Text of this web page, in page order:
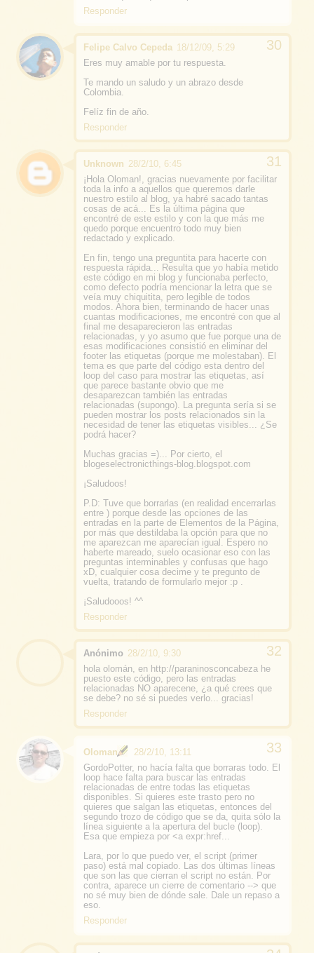
Responder
Felipe Calvo Cepeda 18/12/09, 5:29
Eres muy amable por tu respuesta.
Te mando un saludo y un abrazo desde
Colombia.
Felíz fin de año.
Responder
Unknown 28/2/10, 6:45
¡Hola Oloman!, gracias nuevamente por facilitar
toda la info a aquellos que queremos darle
nuestro estilo al blog, ya habré sacado tantas
cosas de acá... Es la última página que
encontré de este estilo y con la que más me
quedo porque encuentro todo muy bien
redactado y explicado.
En fin, tengo una preguntita para hacerte con
respuesta rápida... Resulta que yo había metido
este código en mi blog y funcionaba perfecto,
como defecto podría mencionar la letra que se
veía muy chiquitita, pero legible de todos
modos. Ahora bien, terminando de hacer unas
cuantas modificaciones, me encontré con que al
final me desaparecieron las entradas
relacionadas, y yo asumo que fue porque una de
esas modificaciones consistió en eliminar del
footer las etiquetas (porque me molestaban). El
tema es que parte del código esta dentro del
loop del caso para mostrar las etiquetas, así
que parece bastante obvio que me
desaparezcan también las entradas
relacionadas (supongo). La pregunta sería si se
pueden mostrar los posts relacionados sin la
necesidad de tener las etiquetas visibles... ¿Se
podrá hacer?
Muchas gracias =)... Por cierto, el
blogeselectronicthings-blog.blogspot.com
¡Saludoos!
P.D: Tuve que borrarlas (en realidad encerrarlas
entre ) porque desde las opciones de las
entradas en la parte de Elementos de la Página,
por más que destildaba la opción para que no
me aparezcan me aparecían igual. Espero no
haberte mareado, suelo ocasionar eso con las
preguntas interminables y confusas que hago
xD, cualquier cosa decime y te pregunto de
vuelta, tratando de formularlo mejor :p .
¡Saludooos! ^^
Responder
Anónimo 28/2/10, 9:30
hola olomán, en http://paraninosconcabeza he
puesto este código, pero las entradas
relacionadas NO aparecene, ¿a qué crees que
se debe? no sé si puedes verlo... gracias!
Responder
Oloman
28/2/10, 13:11
GordoPotter, no hacía falta que borraras todo. El
loop hace falta para buscar las entradas
relacionadas de entre todas las etiquetas
disponibles. Si quieres este trasto pero no
quieres que salgan las etiquetas, entonces del
segundo trozo de código que se da, quita sólo la
línea siguiente a la apertura del bucle (loop).
Esa que empieza por <a expr:href...
Lara, por lo que puedo ver, el script (primer
paso) está mal copiado. Las dos últimas líneas
que son las que cierran el script no están. Por
contra, aparece un cierre de comentario --> que
no sé muy bien de dónde sale. Dale un repaso a
eso.
Responder